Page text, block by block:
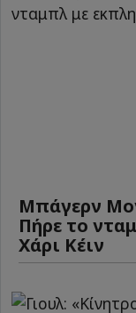
Μπάγερν
Πήρε το
Χάρι Κέιν